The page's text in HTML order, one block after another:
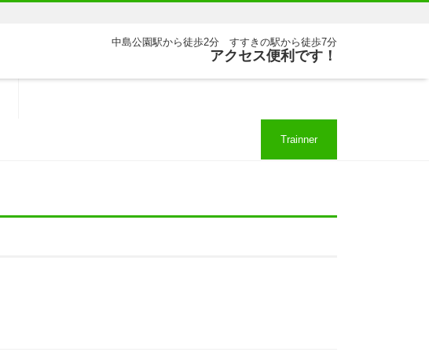
中島公園駅から徒歩2分 すすきの駅から徒歩7分
アクセス便利です！
Trainner